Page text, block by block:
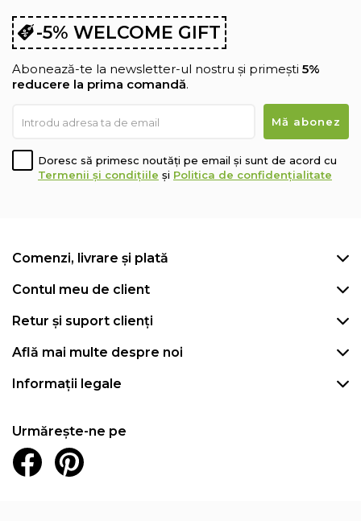
spuma poliuretanica elastica Green Form HD®
Arcuri impachetate tip Pocket
husa tricot matlasata cu fibre sintetice
Inaltime saltea:35 cm (+/-1 cm)
Salteaua este vidata si roluita. Cititi cu atentie
Pentru produsele infasurate in rulou, recomandam
deschiderea/derularea imediat dupa achizitionare.
-5% WELCOME GIFT
Abonează-te la newsletter-ul nostru și primești 5%
reducere la prima comandă.
Doresc să primesc noutăți pe email și sunt de acord cu
Termenii și condițiile și Politica de confidențialitate
Comenzi, livrare și plată
Contul meu de client
Retur și suport clienți
Află mai multe despre noi
Informații legale
Urmărește-ne pe